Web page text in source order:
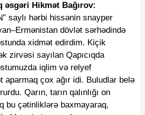
əsgəri Hikmət Bağırov:
saylı hərbi hissənin snayper
dövlət sərhədində
xidmət edirdim. Kiçik
zirvəsi sayılan Qapıcıqda
iqlim və relyef
aparmaq çox ağır idi. Buludlar belə
Qarın, tarın qalınlığı on
bu çətinliklərə baxmayaraq,